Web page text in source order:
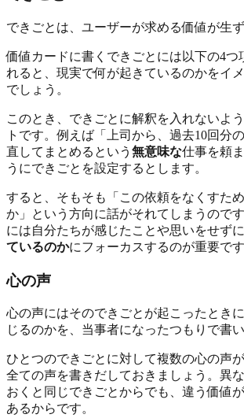
できごとは、ユーザーが求める価値が生ず
価値カードに書くできごとには以下の4つ
れると、現実で何が起きているのかをイ
でしょう。
このとき、できごとに解釈を入れないよ
トです。例えば「上司から、過去10回分
直してまとめるという 無意味な仕事を頼
うにできごとを設定するとします。
すると、そもそも「この依頼をなくすた
か」という方向に話がそれてしまうので
には自分たちが感じたことや思いをせずに
ているのかにフォーカスするのが重要です
心の声
心の声にはそのできごとが起こったとき
じるのかを、当事者になったつもりで書い
ひとつのできごとに対して複数の心の声
全ての声を書きだしておきましょう。異
おくと同じできごとからでも、違う価値
あるからです。